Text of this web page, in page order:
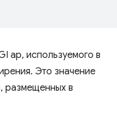
ap, используемого в
Это значение
размещенных в